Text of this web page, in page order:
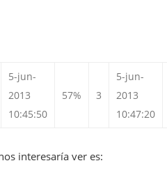
5-jun-
2013
10:45:50
57% 3
5-jun-
2013
10:47:20
interesaría ver es: